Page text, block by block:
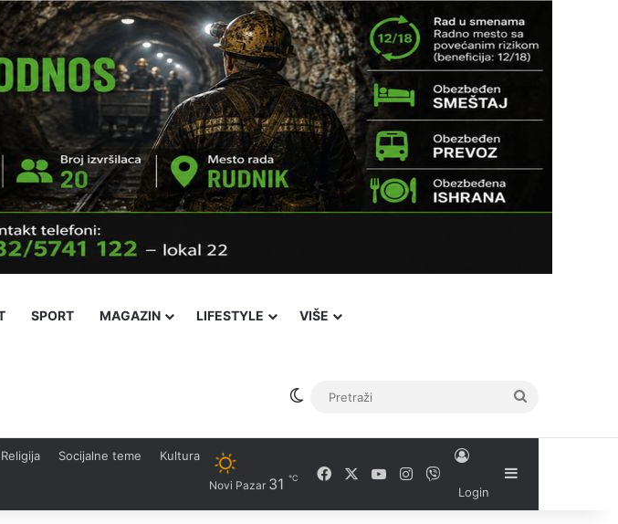
SPORT MAGAZIN LIFESTYLE VIŠE
Switch skin
Religija Socijalne teme Kultura
Novi Pazar 31 ℃ FacebookYouTubeInstagram
Viber
Login
Sidebar